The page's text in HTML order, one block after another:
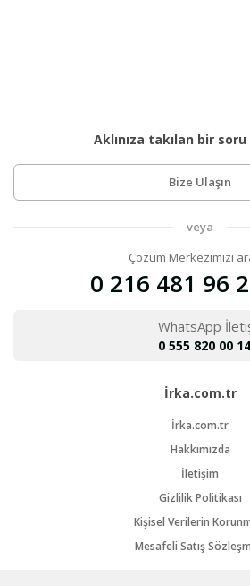
Aklınıza takılan bir soru
Bize Ulaşın
veya
Çözüm Merkezimizi
0 216 481 96
WhatsApp
0 555 820 00
İrka.com.tr
İrka.com.tr
Hakkımızda
İletişim
Gizlilik Politikası
Kişisel Verilerin
Mesafeli Satış